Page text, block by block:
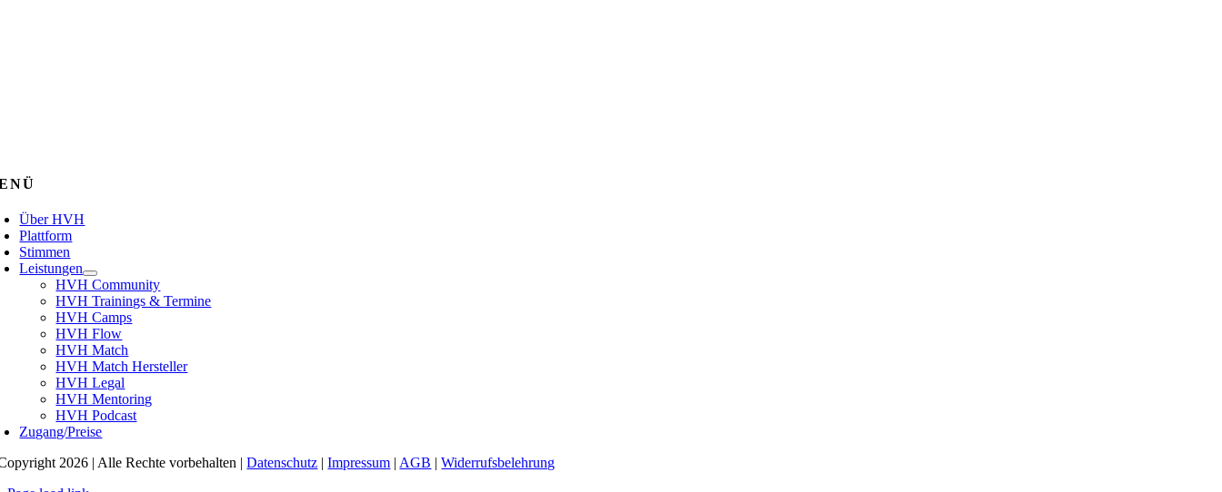
Über HVH
Plattform
Stimmen
Leistungen
HVH Community
HVH Trainings & Termine
HVH Camps
HVH Flow
HVH Match
HVH Match Hersteller
HVH Legal
HVH Mentoring
HVH Podcast
Zugang/Preise
2026 | Alle Rechte vorbehalten |Datenschutz |Impressum | AGB |Widerrufsbelehrung